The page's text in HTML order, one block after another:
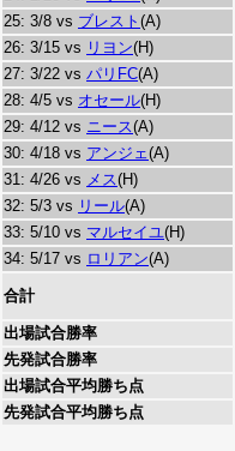
25: 3/8 vs ブレスト (A)
26: 3/15 vs リヨン(H)
27: 3/22 vs パリFC(A)
28: 4/5 vs オセール(H)
29: 4/12 vs ニース(A)
30: 4/18 vs アンジェ(A)
31: 4/26 vs メス(H)
32: 5/3 vs リール(A)
33: 5/10 vs マルセイユ(H)
34: 5/17 vs ロリアン(A)
合計
出場試合勝率
先発試合勝率
出場試合平均勝ち点
先発試合平均勝ち点